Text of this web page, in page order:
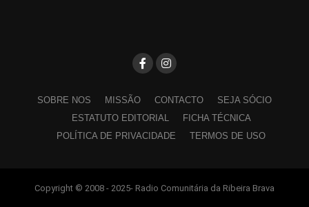
SOBRE NOS MISSÃO CONTACTO
SEJA SÓCIO
ESTATUTO EDITORIAL
FICHA TÉCNICA
POLÍTICA DE PRIVACIDADE
TERMOS DE USO
Copyright © 2008 - 2025- Radio Comunitária da Ribeira Brava